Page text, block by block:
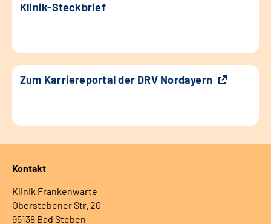
Klinik-Steckbrief
Zum Karriereportal der DRV Nordayern
Kontakt
Klinik Frankenwarte
Oberstebener Str. 20
95138 Bad Steben